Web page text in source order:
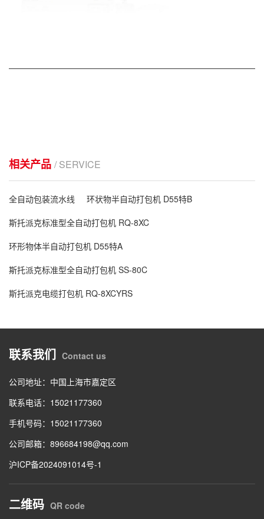
相关产品 / SERVICE
全自动包装流水线
环状物半自动打包机 D55特B
斯托派克标准型全自动打包机 RQ-8XC
环形物体半自动打包机 D55特A
斯托派克标准型全自动打包机 SS-80C
斯托派克电缆打包机 RQ-8XCYRS
联系我们 Contact us
公司地址：中国上海市嘉定区
联系电话：15021177360
手机号码：15021177360
公司邮箱：896684198@qq.com
沪ICP备2024091014号-1
二维码 QR code